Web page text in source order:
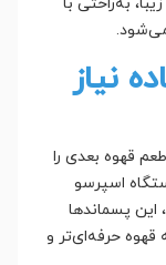
نیاز
طعم قهوه بعدی را
اسپرسو
، این پسماندها
حرفه‌ای‌تر و